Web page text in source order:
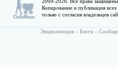
Копирование и публикация всех
только с согласия владельцев
Энциклопедия – Блоги –